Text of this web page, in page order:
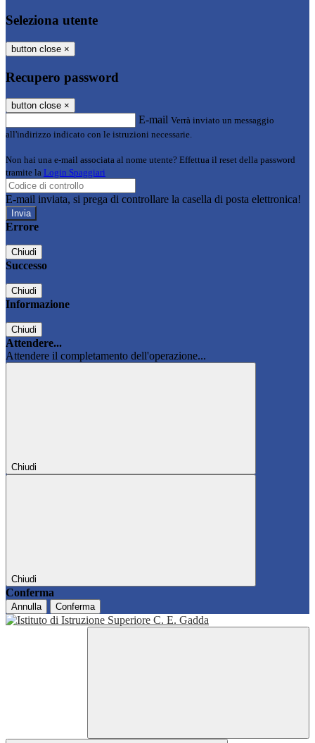
Seleziona utente
button close ×
Recupero password
button close ×
E-mail Verrà inviato un messaggio
all'indirizzo indicato con le istruzioni necessarie.
Non hai una e-mail associata al nome utente? Effettua il reset della password
tramite la Login Spaggiari
E-mail inviata, si prega di controllare la casella di posta elettronica!
Errore
Chiudi
Successo
Chiudi
Informazione
Chiudi
Attendere...
Attendere il completamento dell'operazione...
Chiudi
Chiudi
Conferma
Annulla Conferma